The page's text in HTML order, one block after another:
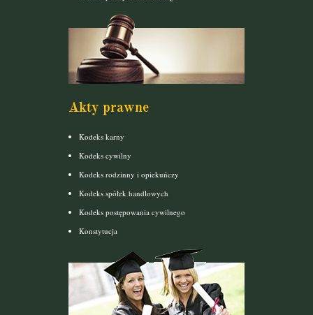
Akty prawne
Kodeks karny
Kodeks cywilny
Kodeks rodzinny i opiekuńczy
Kodeks spółek handlowych
Kodeks postępowania cywilnego
Konstytucja